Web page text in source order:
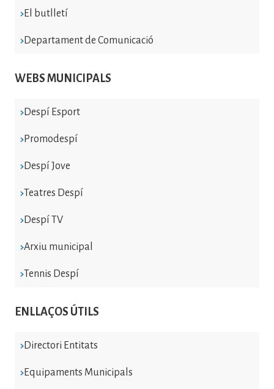
El butlletí
Departament de Comunicació
WEBS MUNICIPALS
Despí Esport
Promodespí
Despí Jove
Teatres Despí
Despí TV
Arxiu municipal
Tennis Despí
ENLLAÇOS ÚTILS
Directori Entitats
Equipaments Municipals